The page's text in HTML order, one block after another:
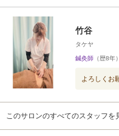
竹谷
タケヤ
鍼灸師 （歴8年）
よろしくお
このサロンのすべてのスタッフを